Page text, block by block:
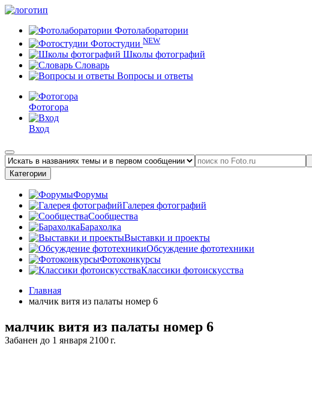
Фотолаборатории
Фотостудии NEW
Школы фотографий
Словарь
Вопросы и ответы
Фотогора
Вход
Категории
Форумы
Галерея фотографий
Сообщества
Барахолка
Выставки и проекты
Обсуждение фототехники
Фотоконкурсы
Классики фотоискусства
Главная
малчик витя из палаты номер 6
малчик витя из палаты номер 6
Забанен до 1 января 2100 г.